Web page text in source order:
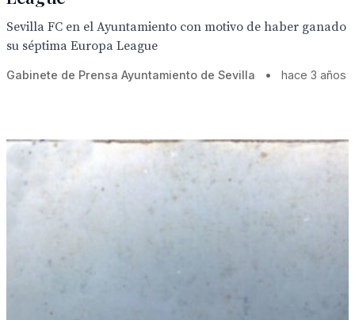
Sevilla FC en el Ayuntamiento con motivo de haber ganado
su séptima Europa League
Gabinete de Prensa Ayuntamiento de Sevilla • hace 3 años